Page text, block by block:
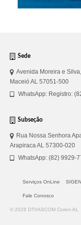
Sede
Avenida Moreira e
Maceió AL 57051-500
WhatsApp: Registro:
Subseção
Rua Nossa Senhora
Arapiraca AL 57300-020
WhatsApp: (82) 9929-
Serviços OnLine
Fale Conosco
© 2026 DTI/ASCOM Coren-AL